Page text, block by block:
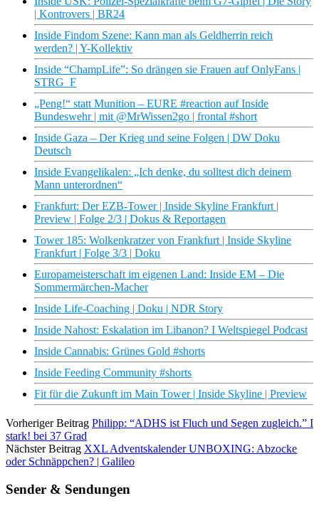
| Kontrovers | BR24
Inside Findom Szene: Kann man als Geldherrin reich
werden? | Y-Kollektiv
Inside “ChampLife”: So drängen sie Frauen auf OnlyFans |
STRG_F
„Peng!“ statt Munition – EURE #reaction auf Inside
Bundeswehr | mit @MrWissen2go | frontal #short
Inside Gaza – Der Krieg und seine Folgen | DW Doku
Deutsch
Inside Evangelikalen: „Ich denke, du solltest dich deinem
Mann unterordnen“
Frankfurt: Der EZB-Tower | Inside Skyline Frankfurt |
Preview | Folge 2/3 | Dokus & Reportagen
Tower 185: Wolkenkratzer von Frankfurt | Inside Skyline
Frankfurt | Folge 3/3 | Doku
Europameisterschaft im eigenen Land: Inside EM – Die
Sommermärchen-Macher
Inside Life-Coaching | Doku | NDR Story
Inside Nahost: Eskalation im Libanon? I Weltspiegel Podcast
Inside Cannabis: Grünes Gold #shorts
Inside Feeding Community #shorts
Fit für die Zukunft im Main Tower | Inside Skyline | Preview
Vorheriger Beitrag Philipp: “ADHS ist Fluch und Segen zugleich.” I
stark! bei 37 Grad
Nächster Beitrag XXL Adventskalender UNBOXING: Abzocke
oder Schnäppchen? | Galileo
Sender & Sendungen